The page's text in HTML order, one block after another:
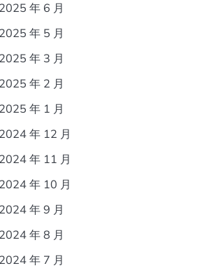
2025 年 6 月
2025 年 5 月
2025 年 3 月
2025 年 2 月
2025 年 1 月
2024 年 12 月
2024 年 11 月
2024 年 10 月
2024 年 9 月
2024 年 8 月
2024 年 7 月